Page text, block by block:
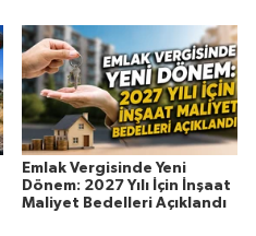
Emlak Vergisinde Yeni
Dönem: 2027 Yılı İçin İnşaat
Maliyet Bedelleri Açıklandı